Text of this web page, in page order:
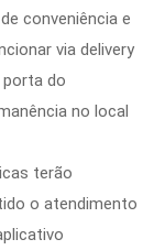
conveniência e
via delivery
do
no local
terão
o atendimento